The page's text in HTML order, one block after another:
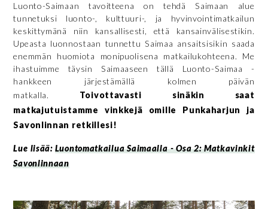
Luonto-Saimaan tavoitteena on tehdä Saimaan alue
tunnetuksi luonto-, kulttuuri-, ja hyvinvointimatkailun
keskittymänä niin kansallisesti, että kansainvälisestikin.
Upeasta luonnostaan tunnettu Saimaa ansaitsisikin saada
enemmän huomiota monipuolisena matkailukohteena. Me
ihastuimme täysin Saimaaseen tällä Luonto-Saimaa -
hankkeen järjestämällä kolmen päivän
matkalla. Toivottavasti sinäkin saat
matkajutuistamme vinkkejä omille Punkaharjun ja
Savonlinnan retkillesi!
Lue lisää: Luontomatkailua Saimaalla - Osa 2: Matkavinkit
Savonlinnaan